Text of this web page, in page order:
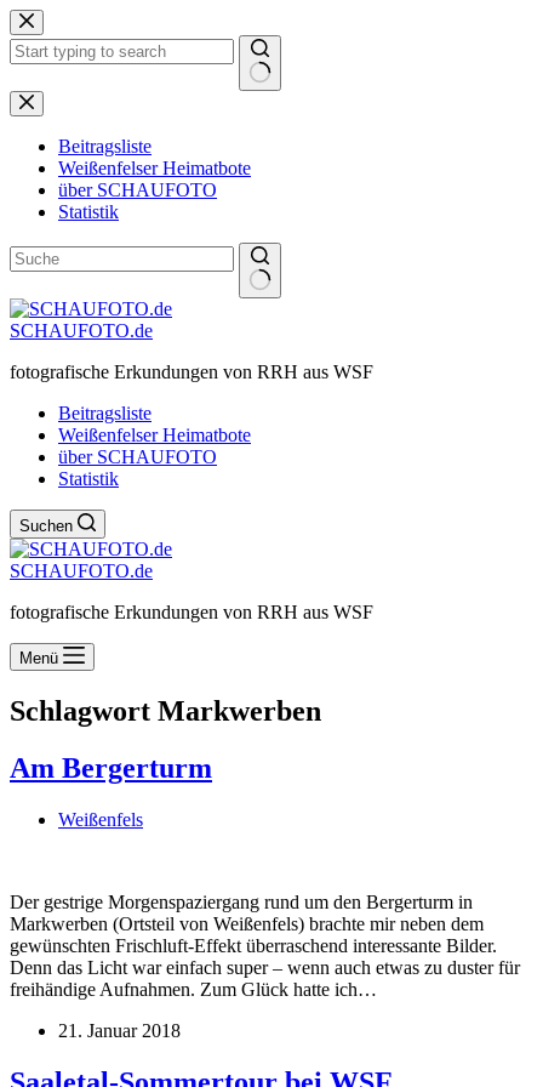
Zum
Inhalt
springen
Keine
Ergebnisse
Beitragsliste
Weißenfelser Heimatbote
über SCHAUFOTO
Statistik
SCHAUFOTO.de
fotografische Erkundungen von RRH aus WSF
Beitragsliste
Weißenfelser Heimatbote
über SCHAUFOTO
Statistik
Suchen
SCHAUFOTO.de
fotografische Erkundungen von RRH aus WSF
Menü
Schlagwort Markwerben
Am Bergerturm
Weißenfels
Der gestrige Morgenspaziergang rund um den Bergerturm in
Markwerben (Ortsteil von Weißenfels) brachte mir neben dem
gewünschten Frischluft-Effekt überraschend interessante Bilder.
Denn das Licht war einfach super – wenn auch etwas zu duster für
freihändige Aufnahmen. Zum Glück hatte ich…
21. Januar 2018